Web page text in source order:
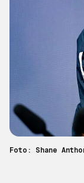
Foto: Shane